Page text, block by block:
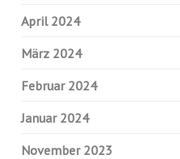
April 2024
März 2024
Februar 2024
Januar 2024
November 2023